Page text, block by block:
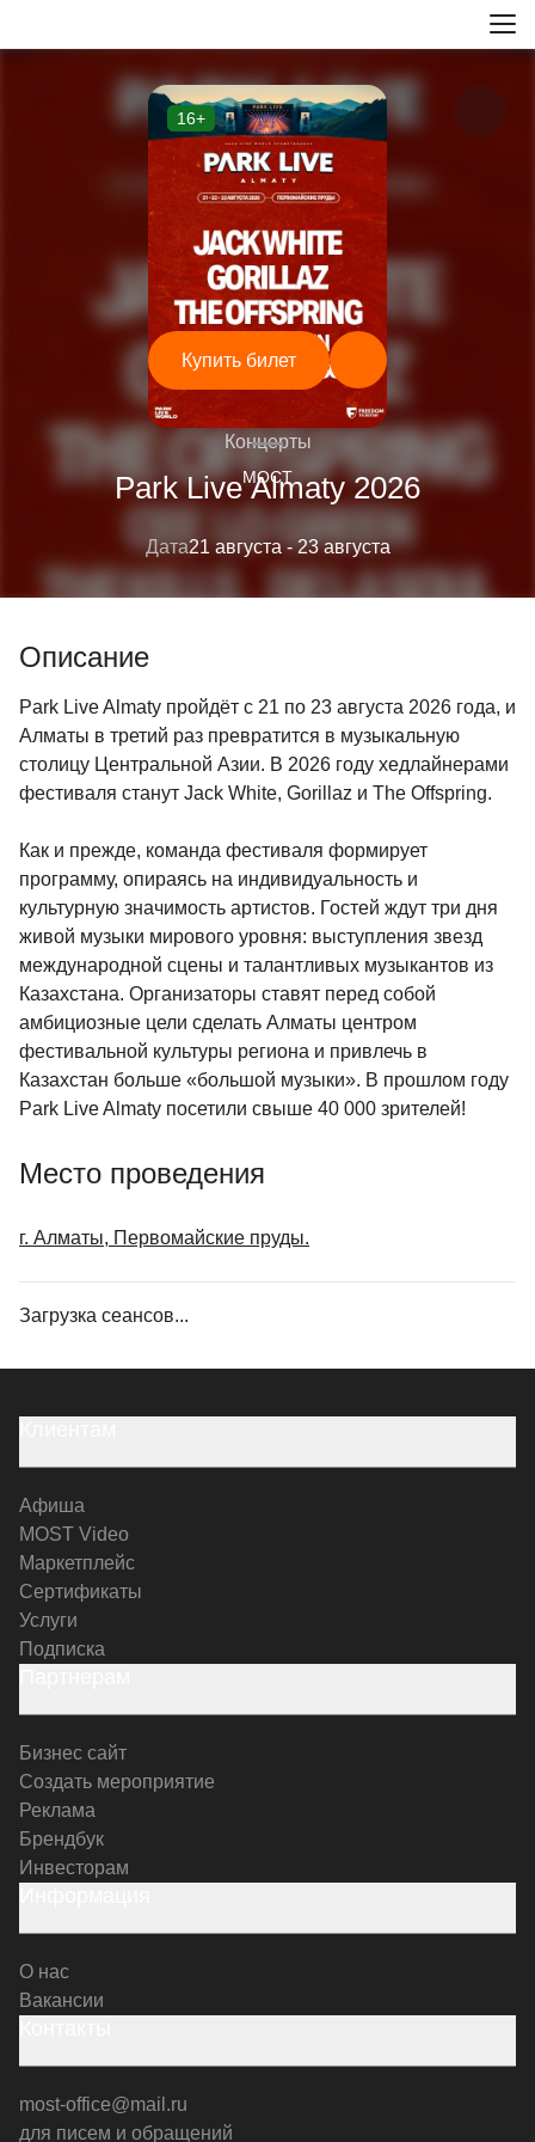
16+
Концерты
Park Live Almaty 2026
Дата21 августа- 23 августа
Купить билет
—
МОСТ
Описание
Park Live Almaty пройдёт с 21 по 23 августа 2026 года, и
Алматы в третий раз превратится в музыкальную
столицу Центральной Азии. В 2026 году хедлайнерами
фестиваля станут Jack White, Gorillaz и The Offspring.
Как и прежде, команда фестиваля формирует
программу, опираясь на индивидуальность и
культурную значимость артистов. Гостей ждут три дня
живой музыки мирового уровня: выступления звезд
международной сцены и талантливых музыкантов из
Казахстана. Организаторы ставят перед собой
амбициозные цели сделать Алматы центром
фестивальной культуры региона и привлечь в
Казахстан больше «большой музыки». В прошлом году
Park Live Almaty посетили свыше 40 000 зрителей!
Место проведения
г. Алматы, Первомайские пруды.
Загрузка сеансов...
Афиша
MOST Video
Маркетплейс
Сертификаты
Услуги
Подписка
Бизнес сайт
Создать мероприятие
Реклама
Брендбук
Инвесторам
О нас
Вакансии
most-office@mail.ru
для писем и обращений